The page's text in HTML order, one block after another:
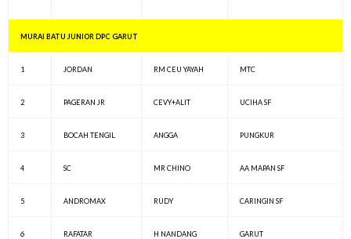
MURAI BATU JUNIOR DPC GARUT
1 JORDAN RM CEU YAYAH MTC
2 PAGERAN JR CEVY+ALIT UCIHA SF
3 BOCAH TENGIL ANGGA PUNGKUR
4 SC MR CHINO AA MAPAN SF
5 ANDROMAX RUDY CARINGIN SF
6 RAFATAR H NANDANG GARUT